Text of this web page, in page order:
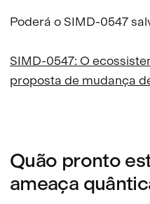
Poderá o SIMD-0547
SIMD-0547: O
proposta de mudança
Quão pronto
ameaça